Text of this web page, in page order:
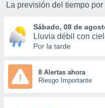
a este
y
digital
basada
La previsión del tiempo
Sábado, 08 de
Lluvia débil con
Por la tarde
8 Alertas ahora
Riesgo Importante